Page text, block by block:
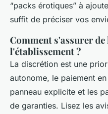
“packs érotiques” à
suffit de préciser vos
Comment s'assurer
l'établissement ?
La discrétion est une
autonome, le paiement
panneau explicite et les
de garanties. Lisez les